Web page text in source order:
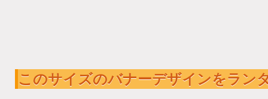
このサイズのバナーデザインをラン